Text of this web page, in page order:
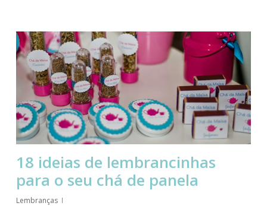
18 ideias de lembrancinhas
para o seu chá de panela
Lembranças